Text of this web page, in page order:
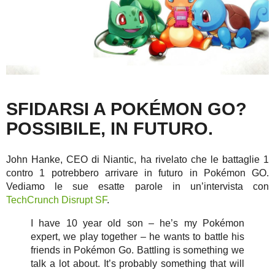
SFIDARSI A POKÉMON GO?
POSSIBILE, IN FUTURO.
John Hanke, CEO di Niantic, ha rivelato che le battaglie 1
contro 1 potrebbero arrivare in futuro in Pokémon GO.
Vediamo le sue esatte parole in un’intervista con
TechCrunch Disrupt SF.
I have 10 year old son – he’s my Pokémon
expert, we play together – he wants to battle his
friends in Pokémon Go. Battling is something we
talk a lot about. It’s probably something that will